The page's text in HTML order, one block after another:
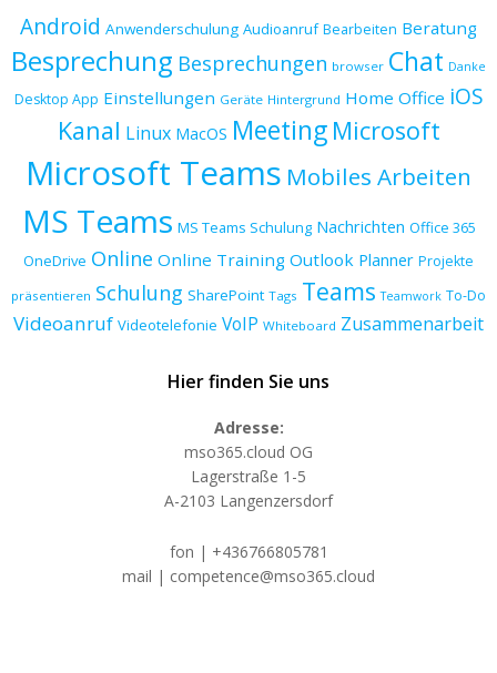
Android Anwenderschulung Audioanruf Bearbeiten Beratung
Besprechung Besprechungen browser Chat Danke
Desktop App Einstellungen Geräte Hintergrund Home Office iOS
Kanal Linux MacOS Meeting Microsoft
Microsoft Teams Mobiles Arbeiten
MS Teams MS Teams Schulung Nachrichten Office 365
OneDrive Online Online Training Outlook Planner Projekte
präsentieren Schulung SharePoint Tags Teams Teamwork To-Do
Videoanruf Videotelefonie VoIP Whiteboard Zusammenarbeit
Hier finden Sie uns
Adresse:
mso365.cloud OG
Lagerstraße 1-5
A-2103 Langenzersdorf
fon | +436766805781
mail | competence@mso365.cloud